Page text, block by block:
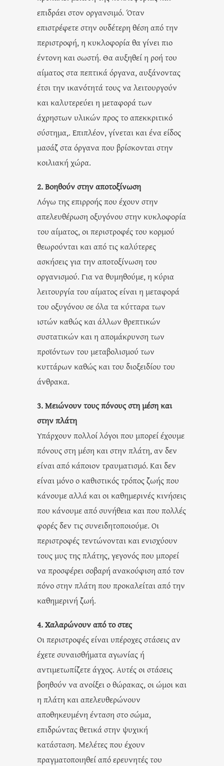
επιδράει στον οργανσιμό. Όταν
επιστρέφετε στην ουδέτερη θέση από την
περιστροφή, η κυκλοφορία θα γίνει πιο
έντονη και σωστή. Θα αυξηθεί η ροή του
αίματος στα πεπτικά όργανα, αυξάνοντας
έτσι την ικανότητά τους να λειτουργούν
και καλυτερεύει η μεταφορά των
άχρηστων υλικών προς το απεκκριτικό
σύστημα,. Επιπλέον, γίνεται και ένα είδος
μασάζ στα όργανα που βρίσκονται στην
κοιλιακή χώρα.
2. Βοηθούν στην αποτοξίνωση
Λόγω της επιρροής που έχουν στην
απελευθέρωση οξυγόνου στην κυκλοφορία
του αίματος, οι περιστροφές του κορμού
θεωρούνται και από τις καλύτερες
ασκήσεις για την αποτοξίνωση του
οργανισμού. Για να θυμηθούμε, η κύρια
λειτουργία του αίματος είναι η μεταφορά
του οξυγόνου σε όλα τα κύτταρα των
ιστών καθώς και άλλων θρεπτικών
συστατικών και η απομάκρυνση των
προϊόντων του μεταβολισμού των
κυττάρων καθώς και του διοξειδίου του
άνθρακα.
3. Μειώνουν τους πόνους στη μέση και
στην πλάτη
Υπάρχουν πολλοί λόγοι που μπορεί έχουμε
πόνους στη μέση και στην πλάτη, αν δεν
είναι από κάποιον τραυματισμό. Και δεν
είναι μόνο ο καθιστικός τρόπος ζωής που
κάνουμε αλλά και οι καθημερινές κινήσεις
που κάνουμε από συνήθεια και που πολλές
φορές δεν τις συνειδητοποιούμε. Οι
περιστροφές τεντώνονται και ενισχύουν
τους μυς της πλάτης, γεγονός που μπορεί
να προσφέρει σοβαρή ανακούφιση από τον
πόνο στην πλάτη που προκαλείται από την
καθημερινή ζωή.
4.Χαλαρώνουν από το στες
Οι περιστροφές είναι υπέροχες στάσεις αν
έχετε συναισθήματα αγωνίας ή
αντιμετωπίζετε άγχος. Αυτές οι στάσεις
βοηθούν να ανοίξει ο θώρακας, οι ώμοι και
η πλάτη και απελευθερώνουν
αποθηκευμένη ένταση στο σώμα,
επιδρώντας θετικά στην ψυχική
κατάσταση. Μελέτες που έχουν
πραγματοποιηθεί από ερευνητές του